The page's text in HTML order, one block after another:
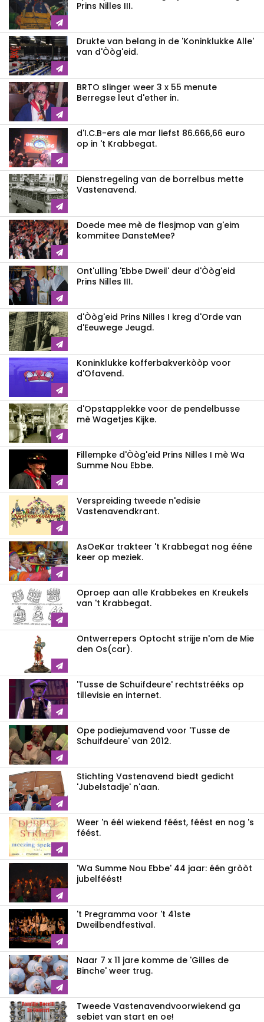
Prins Nilles III.
Drukte van belang in de 'Koninklukke Alle'
van d'Òòg'eid.
BRTO slinger weer 3 x 55 menute
Berregse leut d'ether in.
d'I.C.B-ers ale mar liefst 86.666,66 euro
op in 't Krabbegat.
Dienstregeling van de borrelbus mette
Vastenavend.
Doede mee mè de flesjmop van g'eim
kommitee DansteMee?
Ont'ulling 'Ebbe Dweil' deur d'Òòg'eid
Prins Nilles III.
d'Òòg'eid Prins Nilles I kreg d'Orde van
d'Eeuwege Jeugd.
Koninklukke kofferbakverkòòp voor
d'Ofavend.
d'Opstapplekke voor de pendelbusse
mè Wagetjes Kijke.
Fillempke d'Òòg'eid Prins Nilles I mè Wa
Summe Nou Ebbe.
Verspreiding tweede n'edisie
Vastenavendkrant.
AsOeKar trakteer 't Krabbegat nog ééne
keer op meziek.
Oproep aan alle Krabbekes en Kreukels
van 't Krabbegat.
Ontwerrepers Optocht strijje n'om de Mie
den Os(car).
'Tusse de Schuifdeure' rechtstrééks op
tillevisie en internet.
Ope podiejumavend voor 'Tusse de
Schuifdeure' van 2012.
Stichting Vastenavend biedt gedicht
'Jubelstadje' n'aan.
Weer 'n éél wiekend féést, féést en nog 's
féést.
'Wa Summe Nou Ebbe' 44 jaar: één gròòt
jubelféést!
't Pregramma voor 't 41ste
Dweilbendfestival.
Naar 7 x 11 jare komme de 'Gilles de
Binche' weer trug.
Tweede Vastenavendvoorwiekend ga
sebiet van start en oe!